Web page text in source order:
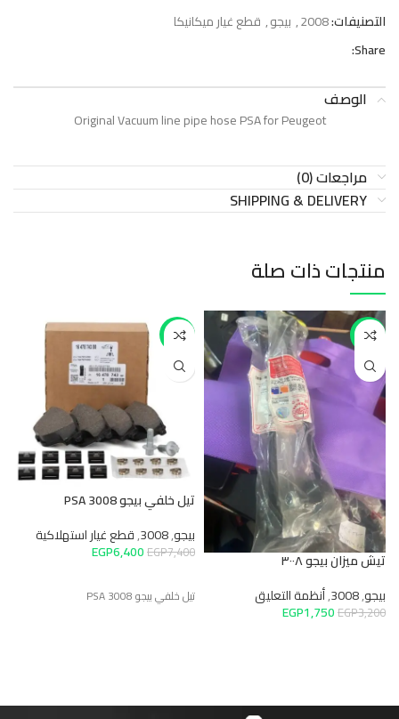
التصنيفات:2008
, بيجو, قطع غيار ميكانيكا
Share:
الوصف
Original Vacuum line pipe hose PSA for Peugeot
مراجعات (0)
SHIPPING & DELIVERY
منتجات ذات صلة
-45%
تيش ميزان بيجو ٣٠٠٨
بيجو,
3008
,أنظمة التعليق
EGP3,200
EGP1,750
-14%
تيل خلفي بيجو PSA 3008
بيجو,
3008
,قطع غيار استهلاكية
EGP7,400
EGP6,400
تيل خلفي بيجو 3008 PSA